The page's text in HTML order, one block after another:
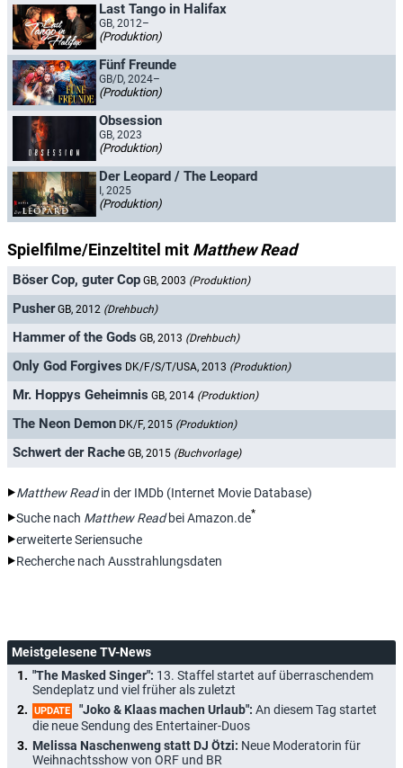
Last Tango in Halifax
GB, 2012–
(Produktion)
Fünf Freunde
GB/D, 2024–
(Produktion)
Obsession
GB, 2023
(Produktion)
Der Leopard / The Leopard
I, 2025
(Produktion)
Spielfilme/Einzeltitel mit Matthew Read
Böser Cop, guter Cop GB, 2003 (Produktion)
Pusher GB, 2012 (Drehbuch)
Hammer of the Gods GB, 2013 (Drehbuch)
Only God Forgives DK/F/S/T/USA, 2013 (Produktion)
Mr. Hoppys Geheimnis GB, 2014 (Produktion)
The Neon Demon DK/F, 2015 (Produktion)
Schwert der Rache GB, 2015 (Buchvorlage)
Matthew Readin der IMDb (Internet Movie Database)
Suche nach Matthew Readbei Amazon.de*
erweiterte Seriensuche
Recherche nach Ausstrahlungsdaten
Meistgelesene TV-News
"The Masked Singer": 13. Staffel startet auf überraschendem
Sendeplatz und viel früher als zuletzt
UPDATE "Joko & Klaas machen Urlaub": An diesem Tag startet
die neue Sendung des Entertainer-Duos
Melissa Naschenweng statt DJ Ötzi: Neue Moderatorin für
Weihnachtsshow von ORF und BR